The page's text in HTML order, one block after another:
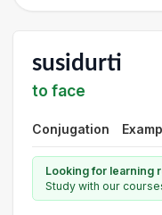
susidurti
to face
Conjugation
Looking for learning
Study with our